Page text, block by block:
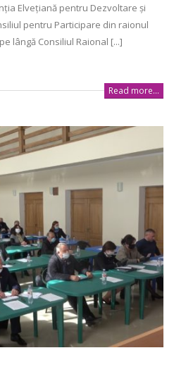
Elvețiană pentru Dezvoltare și
pentru Participare din raionul
lângă Consiliul Raional [...]
Read more...